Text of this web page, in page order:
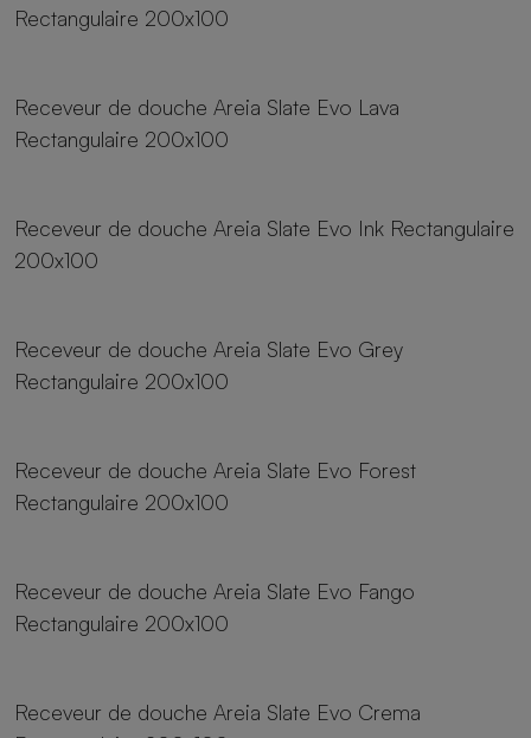
Rectangulaire 200x100
Receveur de douche Areia Slate Evo Lava
Rectangulaire 200x100
Receveur de douche Areia Slate Evo Ink Rectangulaire
200x100
Receveur de douche Areia Slate Evo Grey
Rectangulaire 200x100
Receveur de douche Areia Slate Evo Forest
Rectangulaire 200x100
Receveur de douche Areia Slate Evo Fango
Rectangulaire 200x100
Receveur de douche Areia Slate Evo Crema